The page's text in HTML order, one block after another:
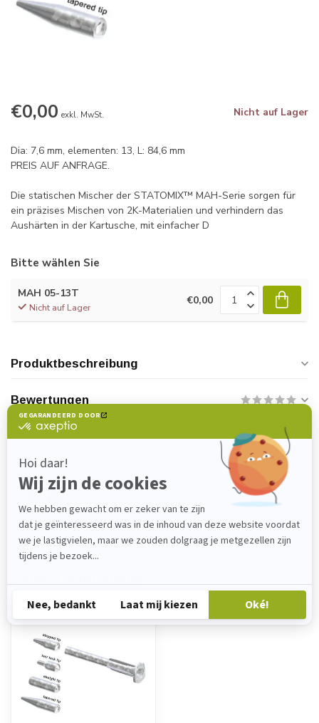
€0,00 exkl. MwSt. Nicht auf Lager
Dia: 7,6 mm, elementen: 13, L: 84,6 mm
PREIS AUF ANFRAGE.
Die statischen Mischer der STATOMIX™ MAH-Serie sorgen für
ein präzises Mischen von 2K-Materialien und verhindern das
Aushärten in der Kartusche, mit einfacher D
Bitte wählen Sie
MAH 05-13T
Nicht auf Lager
€0,00
Produktbeschreibung
Bewertungen
Haben Sie Fragen zu diesem Produkt?
Wenden Sie sich gerne an unseren
Kundenservice unter
verkoop@lijmenwinkel.nl
+31 (0)85
4011571. Wir helfen Ihnen gerne weiter!